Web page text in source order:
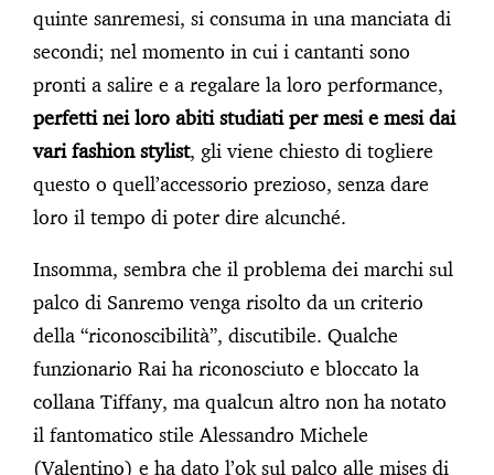
quinte sanremesi, si consuma in una manciata di
secondi; nel momento in cui i cantanti sono
pronti a salire e a regalare la loro performance,
perfetti nei loro abiti studiati per mesi e mesi dai
vari fashion stylist, gli viene chiesto di togliere
questo o quell’accessorio prezioso, senza dare
loro il tempo di poter dire alcunché.
Insomma, sembra che il problema dei marchi sul
palco di Sanremo venga risolto da un criterio
della “riconoscibilità”, discutibile. Qualche
funzionario Rai ha riconosciuto e bloccato la
collana Tiffany, ma qualcun altro non ha notato
il fantomatico stile Alessandro Michele
(Valentino) e ha dato l’ok sul palco alle mises di